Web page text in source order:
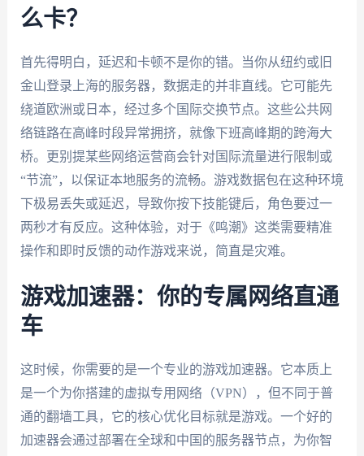
么卡？
首先得明白，延迟和卡顿不是你的错。当你从纽约或旧
金山登录上海的服务器，数据走的并非直线。它可能先
绕道欧洲或日本，经过多个国际交换节点。这些公共网
络链路在高峰时段异常拥挤，就像下班高峰期的跨海大
桥。更别提某些网络运营商会针对国际流量进行限制或
“节流”，以保证本地服务的流畅。游戏数据包在这种环境
下极易丢失或延迟，导致你按下技能键后，角色要过一
两秒才有反应。这种体验，对于《鸣潮》这类需要精准
操作和即时反馈的动作游戏来说，简直是灾难。
游戏加速器：你的专属网络直通
车
这时候，你需要的是一个专业的游戏加速器。它本质上
是一个为你搭建的虚拟专用网络（VPN），但不同于普
通的翻墙工具，它的核心优化目标就是游戏。一个好的
加速器会通过部署在全球和中国的服务器节点，为你智